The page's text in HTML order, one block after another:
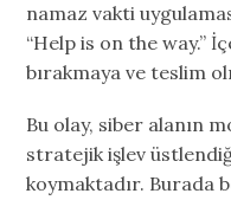
namaz vakti
“Help is on the way.”
bırakmaya ve teslim
Bu olay, siber alanın
stratejik işlev
koymaktadır. Burada